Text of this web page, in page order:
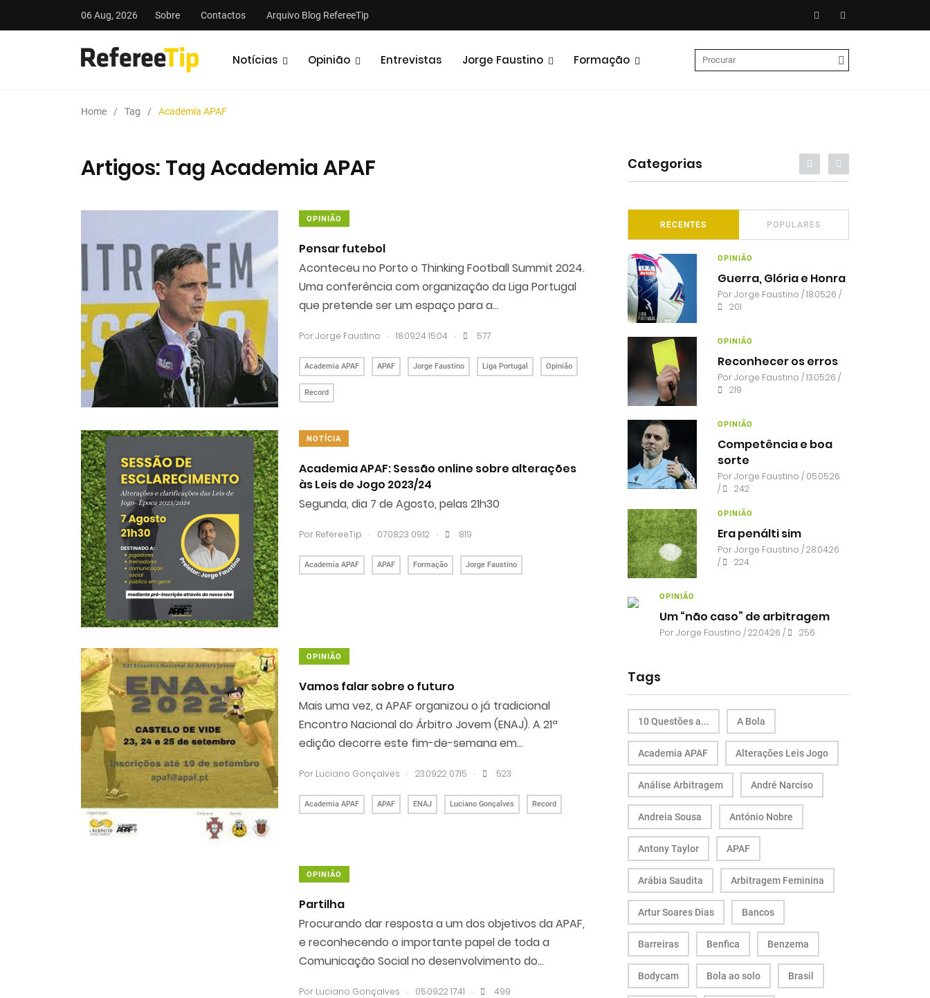
06 Aug, 2026 Sobre Contactos Arquivo Blog RefereeTip
Notícias Opinião Entrevistas Jorge Faustino Formação
Home Tag Academia APAF
Artigos: Tag Academia APAF
OPINIÃO
Pensar futebol
Aconteceu no Porto o Thinking Football Summit 2024.
Uma conferência com organização da Liga Portugal
que pretende ser um espaço para a...
PorJorge Faustino . 18.09.24 15:04 . 577
Academia APAF APAF Jorge Faustino Liga Portugal Opinião
Record
NOTÍCIA
Academia APAF: Sessão online sobre alterações
às Leis de Jogo 2023/24
Segunda, dia 7 de Agosto, pelas 21h30
Por RefereeTip . 07.08.23 09:12 . 819
Academia APAF APAF Formação Jorge Faustino
OPINIÃO
Vamos falar sobre o futuro
Mais uma vez, a APAF organizou o já tradicional
Encontro Nacional do Árbitro Jovem (ENAJ). A 21ª
edição decorre este fim-de-semana em...
Por Luciano Gonçalves . 23.09.22 07:15 . 523
Academia APAF APAF ENAJ Luciano Gonçalves Record
OPINIÃO
Partilha
Procurando dar resposta a um dos objetivos da APAF,
e reconhecendo o importante papel de toda a
Comunicação Social no desenvolvimento do...
Por Luciano Gonçalves . 05.09.22 17:41 . 499
Categorias
RECENTES POPULARES
OPINIÃO
Guerra, Glória e Honra
PorJorge Faustino / 18.05.26 /
201
OPINIÃO
Reconhecer os erros
PorJorge Faustino / 13.05.26 /
219
OPINIÃO
Competência e boa
sorte
PorJorge Faustino / 05.05.26
/
242
OPINIÃO
Era penálti sim
PorJorge Faustino / 28.04.26
/
224
OPINIÃO
Um “não caso” de arbitragem
PorJorge Faustino / 22.04.26 / 256
Tags
10 Questões a... A Bola
Academia APAF Alterações Leis Jogo
Análise Arbitragem André Narciso
Andreia Sousa António Nobre
Antony Taylor APAF
Arábia Saudita Arbitragem Feminina
Artur Soares Dias Bancos
Barreiras Benfica Benzema
Bodycam Bola ao solo Brasil